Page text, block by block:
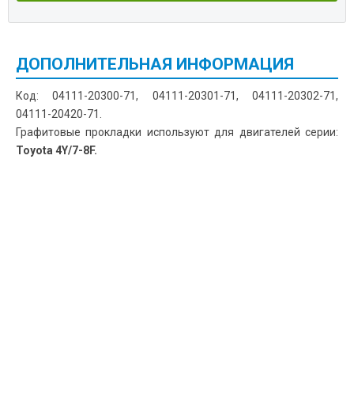
ДОПОЛНИТЕЛЬНАЯ ИНФОРМАЦИЯ
Код: 04111-20300-71, 04111-20301-71, 04111-20302-71,
04111-20420-71.
Графитовые прокладки используют для двигателей серии:
Toyota 4Y/7-8F.